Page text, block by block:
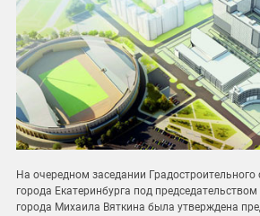
На очередном заседании
города Екатеринбурга под председательством
города Михаила Вяткина была утверждена